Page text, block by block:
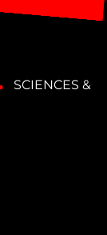
SCIENCES &